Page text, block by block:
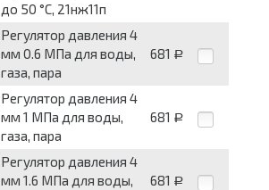
до 50 °С, 21нж11п
Регулятор давления 4
мм 0.6 МПа для воды,
газа, пара
681 Р
Регулятор давления 4
мм 1 МПа для воды,
газа, пара
681 Р
Регулятор давления 4
мм 1.6 МПа для воды,
681 Р